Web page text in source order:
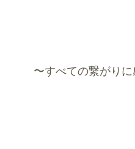
〜すべての繋がり